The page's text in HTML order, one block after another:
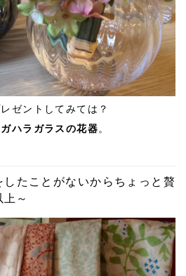
ゼントしてみては？
ハラガラスの花器。
たことがないからちょっと贅
～